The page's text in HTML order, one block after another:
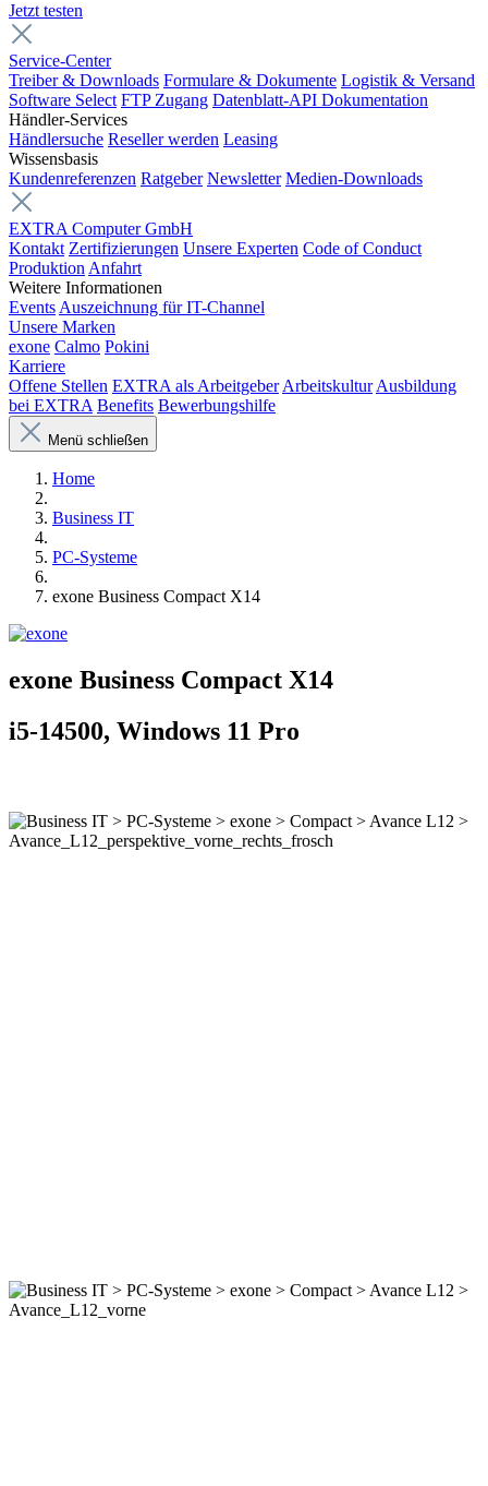
Jetzt testen
Service-Center
Treiber & Downloads Formulare & Dokumente Logistik & Versand
Software Select FTP Zugang Datenblatt-API Dokumentation
Händler-Services
Händlersuche Reseller werden Leasing
Wissensbasis
Kundenreferenzen Ratgeber Newsletter Medien-Downloads
EXTRA Computer GmbH
Kontakt Zertifizierungen Unsere Experten Code of Conduct
Produktion Anfahrt
Weitere Informationen
Events Auszeichnung für IT-Channel
Unsere Marken
exone Calmo Pokini
Karriere
Offene Stellen EXTRA als Arbeitgeber Arbeitskultur Ausbildung
bei EXTRA Benefits Bewerbungshilfe
Menü schließen
Home
Business IT
PC-Systeme
exone Business Compact X14
exone Business Compact X14
i5-14500, Windows 11 Pro